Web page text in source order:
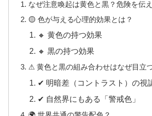
なぜ注意喚起は黄色と黒？危険を伝
🟡 色が与える心理的効果とは？
🔸 黄色の持つ効果
🔸 黒の持つ効果
⚠ 黄色と黒の組み合わせはなぜ目立
✔ 明暗差（コントラスト）の視
✔ 自然界にもある「警戒色」